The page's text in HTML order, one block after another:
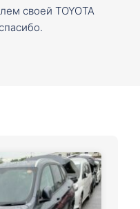
своей TOYOTA